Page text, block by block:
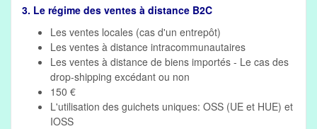
3. Le régime des ventes à distance B2C
Les ventes locales (cas d'un entrepôt)
Les ventes à distance intracommunautaires
Les ventes à distance de biens importés - Le cas des
drop-shipping excédant ou non
150 €
L'utilisation des guichets uniques: OSS (UE et HUE) et
IOSS